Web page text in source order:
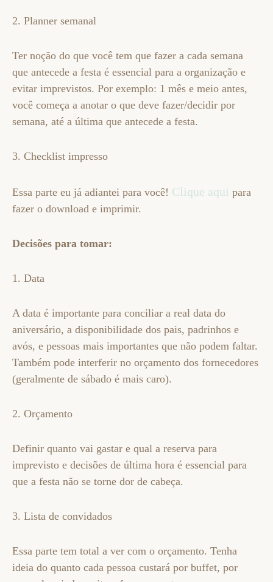
2. Planner semanal
Ter noção do que você tem que fazer a cada semana
que antecede a festa é essencial para a organização e
evitar imprevistos. Por exemplo: 1 mês e meio antes,
você começa a anotar o que deve fazer/decidir por
semana, até a última que antecede a festa.
3. Checklist impresso
Essa parte eu já adiantei para você! Clique aqui para
fazer o download e imprimir.
Decisões para tomar:
1. Data
A data é importante para conciliar a real data do
aniversário, a disponibilidade dos pais, padrinhos e
avós, e pessoas mais importantes que não podem faltar.
Também pode interferir no orçamento dos fornecedores
(geralmente de sábado é mais caro).
2. Orçamento
Definir quanto vai gastar e qual a reserva para
imprevisto e decisões de última hora é essencial para
que a festa não se torne dor de cabeça.
3. Lista de convidados
Essa parte tem total a ver com o orçamento. Tenha
ideia do quanto cada pessoa custará por buffet, por